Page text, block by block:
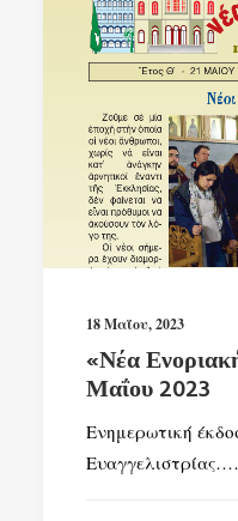
18 Μαΐου, 2023
«Νέα
Μαΐου 2023
Ενημερωτική